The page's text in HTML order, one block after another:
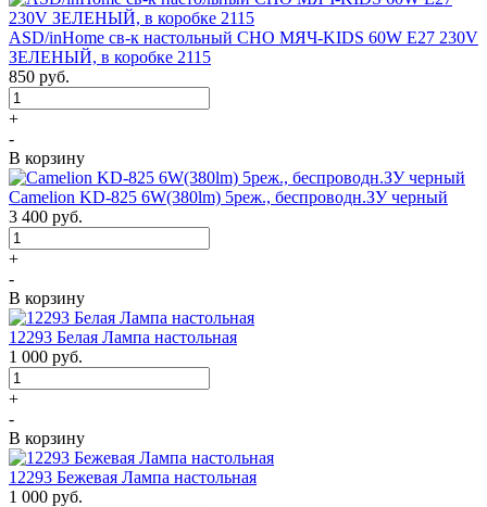
ASD/inHome св-к настольный СНО МЯЧ-KIDS 60W E27 230V
ЗЕЛЕНЫЙ, в коробке 2115
850 руб.
+
-
В корзину
Camelion KD-825 6W(380lm) 5реж., беспроводн.ЗУ черный
3 400 руб.
+
-
В корзину
12293 Белая Лампа настольная
1 000 руб.
+
-
В корзину
12293 Бежевая Лампа настольная
1 000 руб.